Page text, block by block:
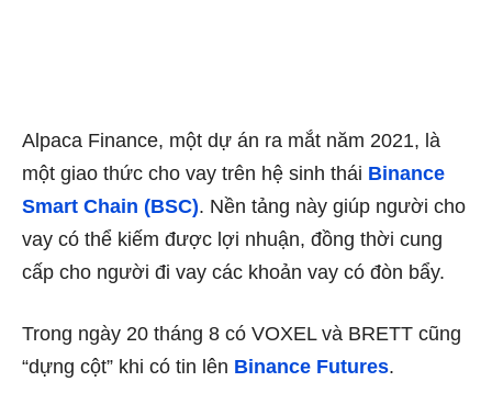
Alpaca Finance, một dự án ra mắt năm 2021, là
một giao thức cho vay trên hệ sinh thái Binance
Smart Chain (BSC). Nền tảng này giúp người cho
vay có thể kiếm được lợi nhuận, đồng thời cung
cấp cho người đi vay các khoản vay có đòn bẩy.
Trong ngày 20 tháng 8 có VOXEL và BRETT cũng
“dựng cột” khi có tin lên Binance Futures.